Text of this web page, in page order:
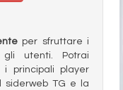
per sfruttare i
utenti. Potrai
principali player
siderweb TG e la